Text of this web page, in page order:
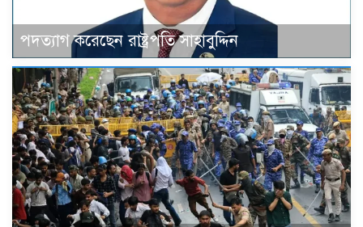
পদত্যাগ করেছেন রাষ্ট্রপতি সাহাবুদ্দিন